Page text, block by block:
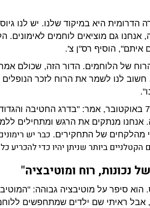
היא במיקוד שלנו. יש לנו
אנחנו גם מוציאים לוחמים
הוסיף רס"ן צ'.
של הלוחמים. הדור הזה, שכולם
חשוב לנו לשמר את הרוח לזכר
באשר לפרסום התחקירים על מחדלי 7 באוקטובר, אמר: "בדרג
מנתקים את הרגש ומתחילים
מהלקחים של התחקירים. כבר יש
ביותר שניתן יהיו כדי להכריע
נכונות, רוח ומוטיבציה"
הוא סיפר על מוטיבציה גבוהה:
אבל ראיתי שם ילדים שמתחפשים